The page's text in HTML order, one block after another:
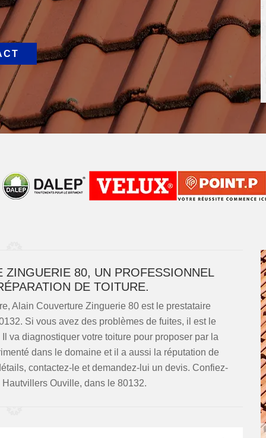
ZINGUERIE 80, UN PROFESSIONNEL
DE TOITURE.
Alain Couverture Zinguerie 80 est le prestataire
Si vous avez des problèmes de fuites, il est le
va diagnostiquer votre toiture pour proposer par la
dans le domaine et il a aussi la réputation de
contactez-le et demandez-lui un devis. Confiez-
Ouville, dans le 80132.